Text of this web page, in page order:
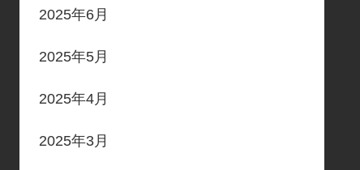
2025年6月
2025年5月
2025年4月
2025年3月